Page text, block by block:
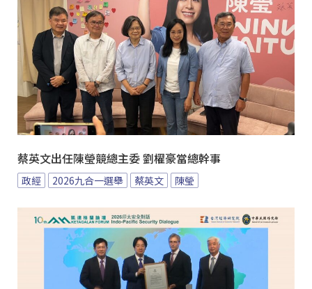
蔡英文出任陳瑩競總主委 劉櫂豪當總幹事
政經 2026九合一選舉 蔡英文 陳瑩